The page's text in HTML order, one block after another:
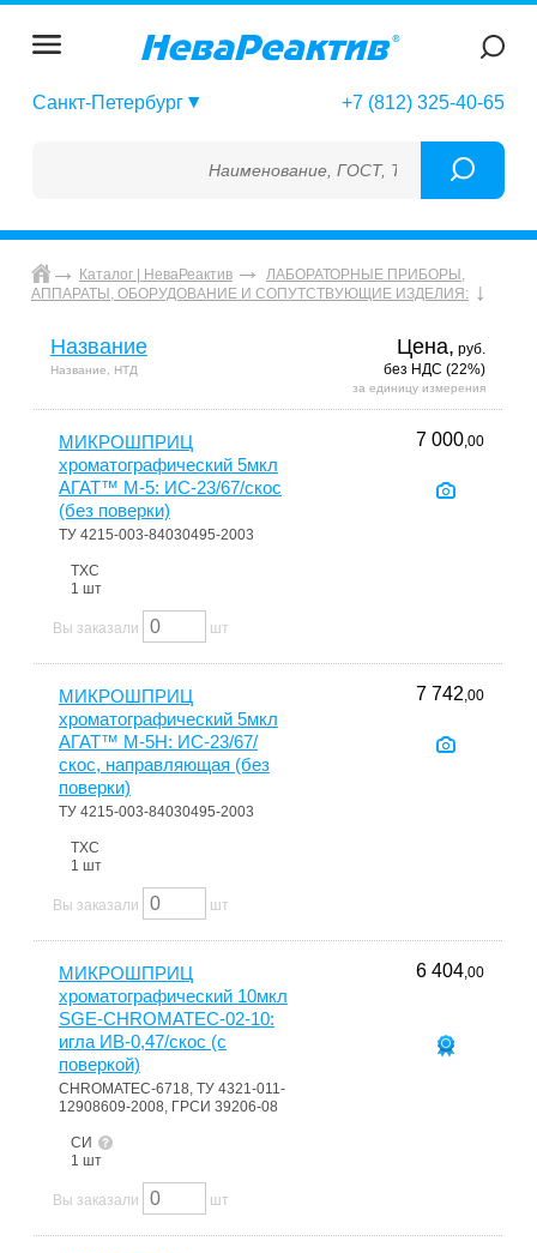
Санкт-Петербург +7 (812) 325-40-65
Наименование, ГОСТ, ТУ, ГСО, МСО, ОСО,
Каталог | НеваРеактив
ЛАБОРАТОРНЫЕ ПРИБОРЫ,
АППАРАТЫ, ОБОРУДОВАНИЕ И СОПУТСТВУЮЩИЕ ИЗДЕЛИЯ:
Название
Название, НТД
Цена, руб.
без НДС (22%)
за единицу измерения
МИКРОШПРИЦ
хроматографический 5мкл
АГАТ™ М-5: ИС-23/67/скос
(без поверки)
ТУ 4215-003-84030495-2003
ТХС
1 шт
7 000,00
Вы заказали шт
МИКРОШПРИЦ
хроматографический 5мкл
АГАТ™ М-5Н: ИС-23/67/
скос, направляющая (без
поверки)
ТУ 4215-003-84030495-2003
ТХС
1 шт
7 742,00
Вы заказали шт
МИКРОШПРИЦ
хроматографический 10мкл
SGE-CHROMATEC-02-10:
игла ИВ-0,47/скос (с
поверкой)
CHROMATEC-6718, ТУ 4321-011-
12908609-2008, ГРСИ 39206-08
СИ
1 шт
6 404,00
Вы заказали шт